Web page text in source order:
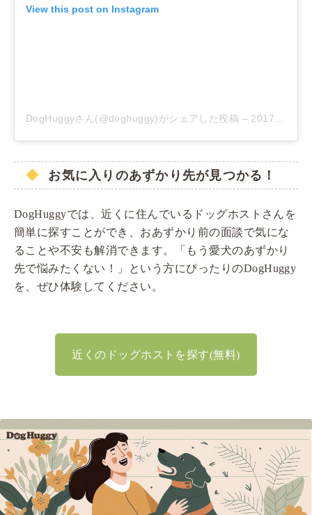
View this post on Instagram
DogHuggyさん(@doghuggy)がシェアした投稿 – 2017年 5月月31日午後9時20分PDT
お気に入りのあずかり先が見つかる！
DogHuggyでは、近くに住んでいるドッグホストさんを
簡単に探すことができ、おあずかり前の面談で気にな
ることや不安も解消できます。「もう愛犬のあずかり
先で悩みたくない！」という方にぴったりのDogHuggy
を、ぜひ体験してください。
近くのドッグホストを探す(無料)